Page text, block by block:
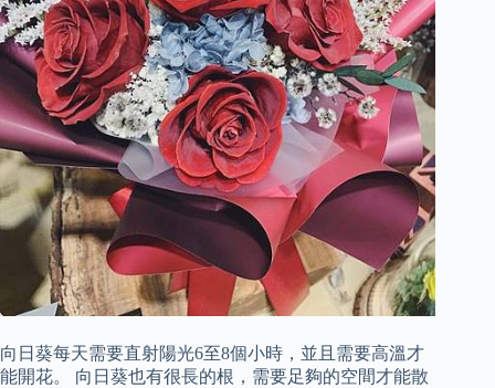
向日葵每天需要直射陽光6至8個小時，並且需要高溫才
能開花。 向日葵也有很長的根，需要足夠的空間才能散